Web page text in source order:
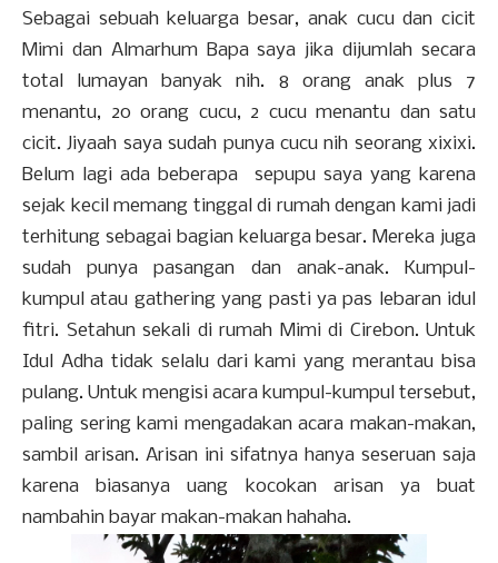
Sebagai sebuah keluarga besar, anak cucu dan cicit
Mimi dan Almarhum Bapa saya jika dijumlah secara
total lumayan banyak nih. 8 orang anak plus 7
menantu, 20 orang cucu, 2 cucu menantu dan satu
cicit. Jiyaah saya sudah punya cucu nih seorang xixixi.
Belum lagi ada beberapa sepupu saya yang karena
sejak kecil memang tinggal di rumah dengan kami jadi
terhitung sebagai bagian keluarga besar. Mereka juga
sudah punya pasangan dan anak-anak. Kumpul-
kumpul atau gathering yang pasti ya pas lebaran idul
fitri. Setahun sekali di rumah Mimi di Cirebon. Untuk
Idul Adha tidak selalu dari kami yang merantau bisa
pulang. Untuk mengisi acara kumpul-kumpul tersebut,
paling sering kami mengadakan acara makan-makan,
sambil arisan. Arisan ini sifatnya hanya seseruan saja
karena biasanya uang kocokan arisan ya buat
nambahin bayar makan-makan hahaha.